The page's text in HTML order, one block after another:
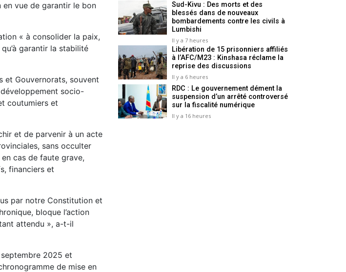
vue de garantir le bon
« à consolider la paix,
garantir la stabilité
et Gouvernorats, souvent
socio-
coutumiers et
et de parvenir à un acte
sans occulter
cas de faute grave,
financiers et
par notre Constitution et
bloque l’action
attendu », a-t-il
2025 et
de mise en
Sud-Kivu : Des morts et des
blessés dans de nouveaux
bombardements contre les civils à
Lumbishi
Il y a 7 heures
Libération de 15 prisonniers affiliés
à l’AFC/M23 : Kinshasa réclame la
reprise des discussions
Il y a 6 heures
RDC : Le gouvernement dément la
suspension d’un arrêté controversé
sur la fiscalité numérique
Il y a 16 heures